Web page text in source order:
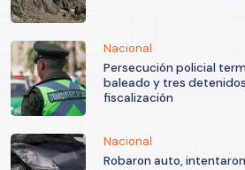
Nacional
Persecución policial
baleado y tres
fiscalización
Nacional
Robaron auto,